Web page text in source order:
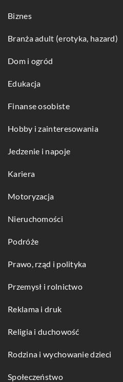
Biznes
Branża adult (erotyka, hazard)
Dom i ogród
Edukacja
Finanse osobiste
Hobby i zainteresowania
Jedzenie i napoje
Kariera
Motoryzacja
Nieruchomości
Podróże
Prawo, rząd i polityka
Przemysł i rolnictwo
Reklama i druk
Religia i duchowość
Rodzina i wychowanie dzieci
Społeczeństwo